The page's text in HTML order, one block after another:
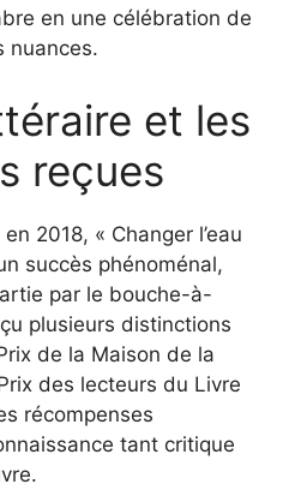
en une célébration de
nuances.
et les
reçues
2018, « Changer l’eau
succès phénoménal,
par le bouche-à-
plusieurs distinctions
de la Maison de la
des lecteurs du Livre
récompenses
tant critique